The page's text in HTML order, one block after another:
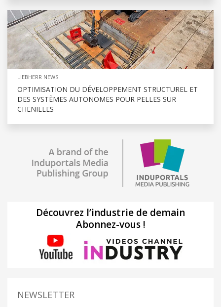
LIEBHERR NEWS
OPTIMISATION DU DÉVELOPPEMENT STRUCTUREL ET
DES SYSTÈMES AUTONOMES POUR PELLES SUR
CHENILLES
Découvrez l’industrie de demain
Abonnez-vous !
NEWSLETTER